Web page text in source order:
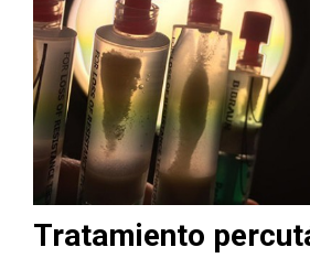
Tratamiento